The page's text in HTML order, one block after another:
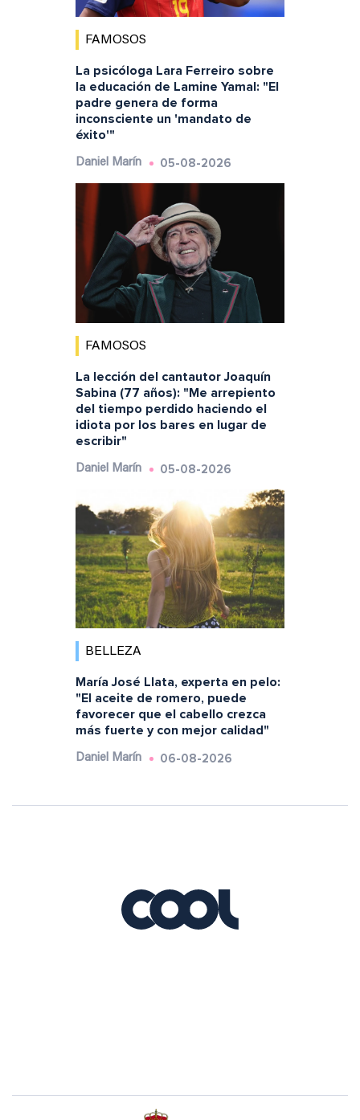
FAMOSOS
La psicóloga Lara Ferreiro sobre
la educación de Lamine Yamal: "El
padre genera de forma
inconsciente un 'mandato de
éxito'"
Daniel Marín 05-08-2026
FAMOSOS
La lección del cantautor Joaquín
Sabina (77 años): "Me arrepiento
del tiempo perdido haciendo el
idiota por los bares en lugar de
escribir"
Daniel Marín 05-08-2026
BELLEZA
María José Llata, experta en pelo:
"El aceite de romero, puede
favorecer que el cabello crezca
más fuerte y con mejor calidad"
Daniel Marín 06-08-2026